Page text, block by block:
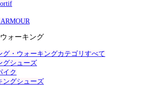
ォーキング
グ・ウォーキングカテゴリすべて
グシューズ
イク
ングシューズ